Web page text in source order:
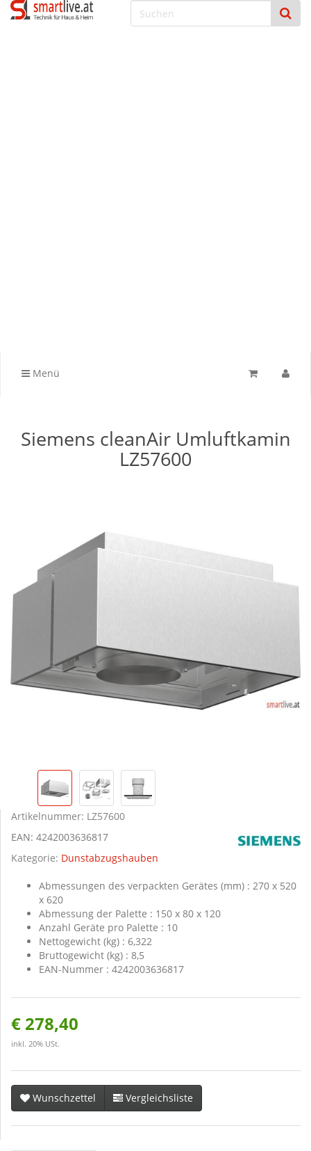
Menü
Siemens cleanAir Umluftkamin
LZ57600
Artikelnummer: LZ57600
EAN: 4242003636817
Kategorie: Dunstabzugshauben
Abmessungen des verpackten Gerätes (mm) : 270 x 520
x 620
Abmessung der Palette : 150 x 80 x 120
Anzahl Geräte pro Palette : 10
Nettogewicht (kg) : 6,322
Bruttogewicht (kg) : 8,5
EAN-Nummer : 4242003636817
€ 278,40
inkl. 20% USt.
Wunschzettel Vergleichsliste